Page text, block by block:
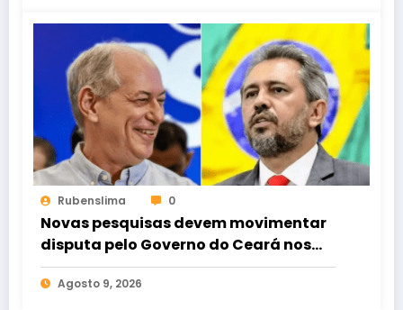
Rubenslima 0
Novas pesquisas devem movimentar
disputa pelo Governo do Ceará nos
próximos dias
Agosto 9, 2026